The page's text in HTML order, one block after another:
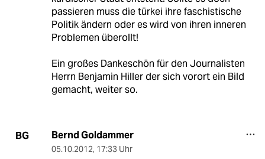
passieren muss die türkei ihre faschistische
Politik ändern oder es wird von ihren inneren
Problemen überollt!
Ein großes Dankeschön für den Journalisten
Herrn Benjamin Hiller der sich vorort ein Bild
gemacht, weiter so.
BG Bernd Goldammer
05.10.2012, 17:33 Uhr